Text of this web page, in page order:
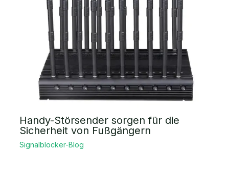
Handy-Störsender sorgen für die
Sicherheit von Fußgängern
Signalblocker-Blog